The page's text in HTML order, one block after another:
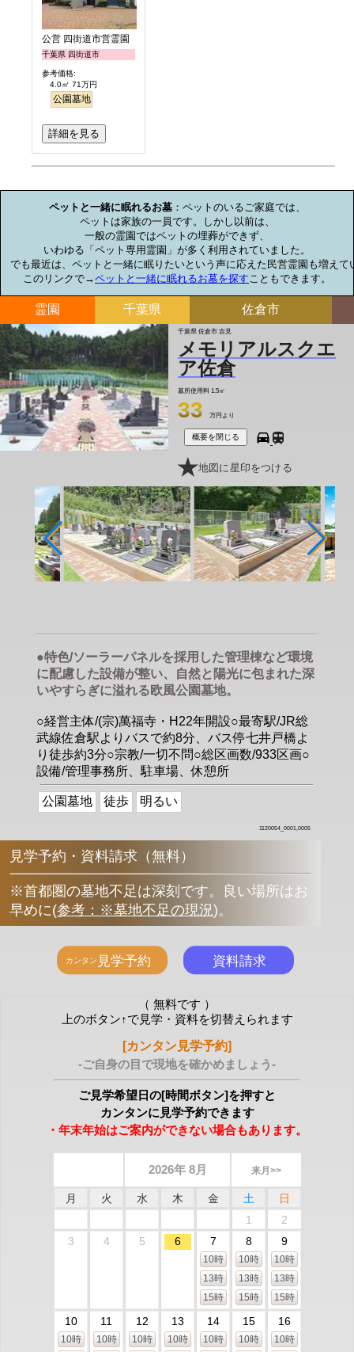
公営 四街道市営霊園
千葉県 四街道市
参考価格:
4.0㎡ 71万円
公園墓地
詳細を見る
ペットと一緒に眠れるお墓：ペットのいるご家庭では、
ペットは家族の一員です。しかし以前は、
一般の霊園ではペットの埋葬ができず、
いわゆる「ペット専用霊園」が多く利用されていました。
でも最近は、ペットと一緒に眠りたいという声に応えた民営霊園も増えて
このリンクで→ペットと一緒に眠れるお墓を探すこともできます。
霊園 千葉県 佐倉市
千葉県 佐倉市 吉見
メモリアルスクエ
ア佐倉
墓所使用料 1.5㎡
33 万円より
概要を閉じる
地図に星印をつける
●特色/ソーラーパネルを採用した管理棟など環境
に配慮した設備が整い、自然と陽光に包まれた深
いやすらぎに溢れる欧風公園墓地。
○経営主体/(宗)萬福寺・H22年開設○最寄駅/JR総
武線佐倉駅よりバスで約8分、バス停七井戸橋よ
り徒歩約3分○宗教/一切不問○総区画数/933区画○
設備/管理事務所、駐車場、休憩所
公園墓地 徒歩 明るい
1120054_0001,0005
見学予約・資料請求（無料）
※首都圏の墓地不足は深刻です。良い場所はお
早めに(参考：※墓地不足の現況)。
（ 無料です ）
上のボタン↑で見学・資料を切替えられます
[カンタン見学予約]
-ご自身の目で現地を確かめましょう-
ご見学希望日の[時間ボタン]を押すと
カンタンに見学予約できます
・年末年始はご案内ができない場合もあります。
2026年 8月 来月>>
月 火 水 木 金 土
日
1
2
3
4 5 6 7
10時
13時
15時
8
10時
13時
15時
9
10時
13時
15時
10
10時
11
10時
12
10時
13
10時
14
10時
15
10時
16
10時